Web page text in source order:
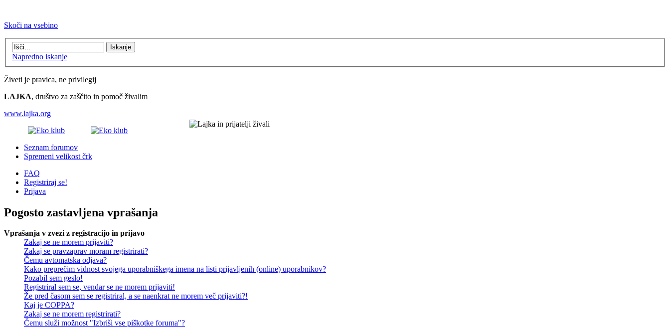
Skoči na vsebino
Napredno iskanje
Živeti je pravica, ne privilegij
LAJKA, društvo za zaščito in pomoč živalim
www.lajka.org
Seznam forumov
Spremeni velikost črk
FAQ
Registriraj se!
Prijava
Pogosto zastavljena vprašanja
Vprašanja v zvezi z registracijo in prijavo
Zakaj se ne morem prijaviti?
Zakaj se pravzaprav moram registrirati?
Čemu avtomatska odjava?
Kako preprečim vidnost svojega uporabniškega imena na listi prijavljenih (online) uporabnikov?
Pozabil sem geslo!
Registriral sem se, vendar se ne morem prijaviti!
Že pred časom sem se registriral, a se naenkrat ne morem več prijaviti?!
Kaj je COPPA?
Zakaj se ne morem registrirati?
Čemu služi možnost "Izbriši vse piškotke foruma"?